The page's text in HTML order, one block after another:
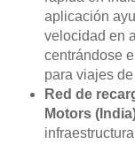
aplicación
velocidad en
centrándose
para viajes
Red de
Motors